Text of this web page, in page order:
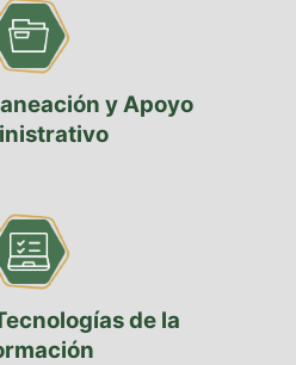
y Apoyo
de la